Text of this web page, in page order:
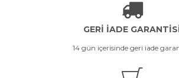
GERİ İADE
14 gün içerisinde geri iade